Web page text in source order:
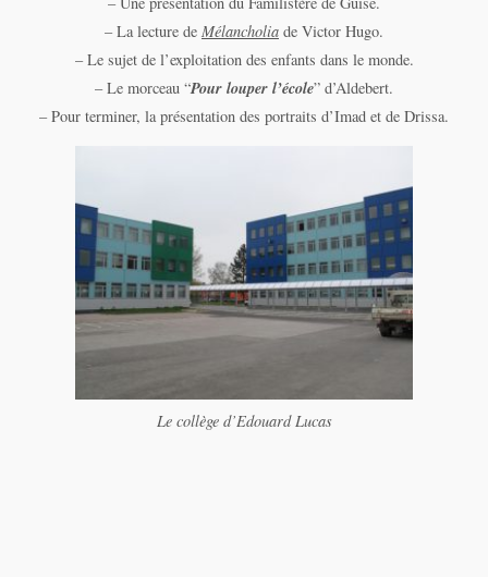
– La lecture de Mélancholia de Victor Hugo.
– Le sujet de l’exploitation des enfants dans le monde.
– Le morceau “Pour louper l’école” d’Aldebert.
– Pour terminer, la présentation des portraits d’Imad et de Drissa.
Le collège d’Edouard Lucas